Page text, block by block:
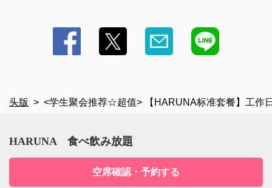
头版 <学生聚会推荐☆超值> 【HARUNA标准套餐】工作
HARUNA 食べ飲み放題
空席確認・予約する